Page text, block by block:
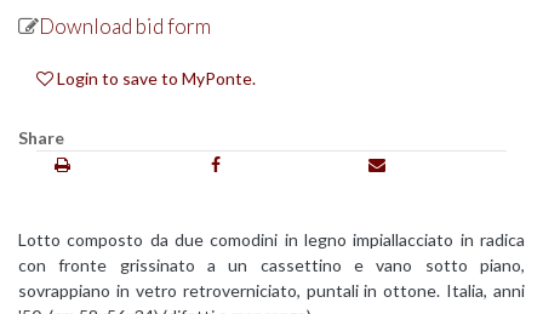
Download bid form
Login to save to MyPonte.
Share
Lotto composto da due comodini in legno impiallacciato in radica
con fronte grissinato a un cassettino e vano sotto piano,
sovrappiano in vetro retroverniciato, puntali in ottone. Italia, anni